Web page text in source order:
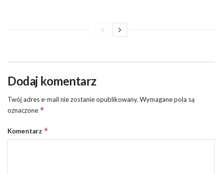
Dodaj komentarz
Twój adres e-mail nie zostanie opublikowany. Wymagane pola są
oznaczone *
Komentarz *